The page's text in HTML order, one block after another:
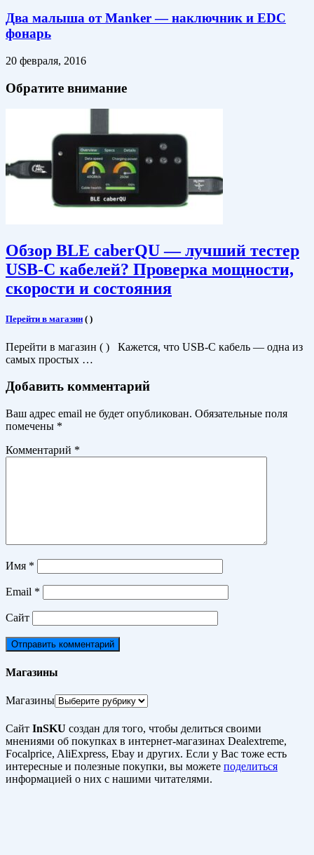
Два малыша от Manker — наключник и EDC
фонарь
20 февраля, 2016
Обратите внимание
Обзор BLE caberQU — лучший тестер
USB-C кабелей? Проверка мощности,
скорости и состояния
Перейти в магазин ( )
Перейти в магазин ( ) Кажется, что USB-C кабель — одна из
самых простых …
Добавить комментарий
Ваш адрес email не будет опубликован. Обязательные поля
помечены *
Комментарий *
Имя *
Email *
Сайт
Магазины
Магазины
Сайт InSKU создан для того, чтобы делиться своими
мнениями об покупках в интернет-магазинах Dealextreme,
Focalprice, AliExpress, Ebay и других. Если у Вас тоже есть
интересные и полезные покупки, вы можете поделиться
информацией о них с нашими читателями.